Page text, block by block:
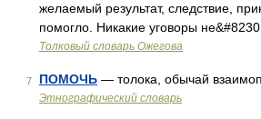
желаемый результат, следствие,
помогло. Никакие уговоры
Толковый словарь Ожегова
7 ПОМОЧЬ — толока, обычай
Этнографический словарь